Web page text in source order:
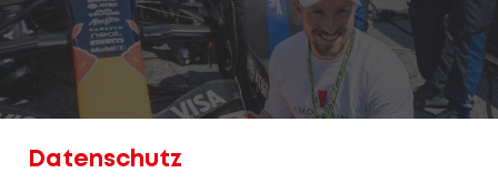
Datenschutz